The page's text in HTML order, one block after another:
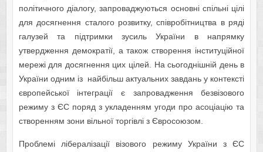
політичного діалогу, запроваджуються основні спільні цілі
для досягнення сталого розвитку, співробітництва в ряді
галузей та підтримки зусиль України в напрямку
утвердження демократії, а також створення інституційної
мережі для досягнення цих цілей. На сьогоднішній день в
України одним із найбільш актуальних завдань у контексті
європейської інтеграції є запровадження безвізового
режиму з ЄС поряд з укладенням угоди про асоціацію та
створенням зони вільної торгівлі з Євросоюзом.
Проблемі лібералізації візового режиму України з ЄС